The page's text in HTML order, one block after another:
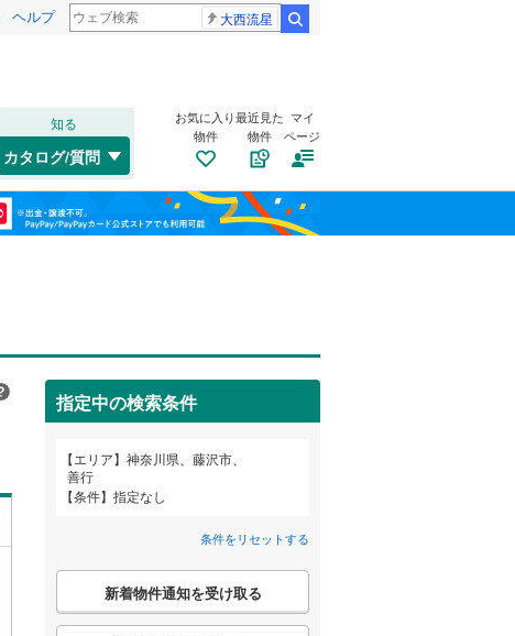
ヘルプ 大西流星
知る
カタログ/質問
お気に入り
物件
最近見た
物件
マイ
ページ
指定中の検索条件
エリア
神奈川県、藤沢市、
善行
条件
指定なし
条件をリセットする
こ
検
新着物件通知を受け取る
福島
鹿児島 沖縄
中原区(31)
宮前区(50)
保土ケ谷区(43)
港北区(51)
旭区(95)
栄区(24)
南区(90)
打戻(4)
大庭(9)
下土棚(2)
善行(2)
辻堂西海岸( 3
宮原(3)
湘南台(1)
東海道本線(
横浜線
東急大井町線( 0
京急大師線(0)
相模鉄道本線(0)
太陽光発電システム（0）
）
3階建て以上（0）